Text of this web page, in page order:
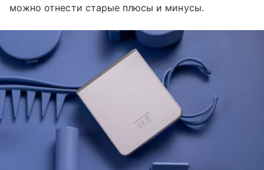
можно отнести старые плюсы и минусы.